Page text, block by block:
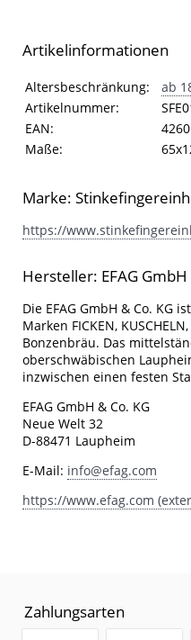
Artikelinformationen
Artikelinformationen
Eigenschaft Wert
Altersbeschränkung:
ab
Artikelnummer:
EAN:
Maße:
Marke:
https://
Hersteller: EFAG GmbH
Die EFAG GmbH & Co. KG
Marken FICKEN,
Bonzenbräu. Das
oberschwäbischen
inzwischen einen festen
EFAG GmbH & Co. KG
Neue Welt 32
D-88471 Laupheim
E-Mail: info@efag.com
https://www.efag.com
Zahlungsarten